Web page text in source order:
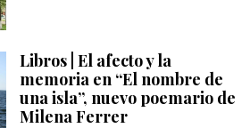
Libros | El afecto y la
memoria en “El nombre de
una isla”, nuevo poemario de
Milena Ferrer